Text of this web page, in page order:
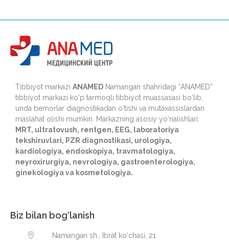
Tibbiyot markazi ANAMED Namangan shahridagi “ANAMED”
tibbiyot markazi ko‘p tarmoqli tibbiyot muassasasi bo‘lib,
unda bemorlar diagnostikadan o‘tishi va mutaxassislardan
maslahat olishi mumkin. Markazning asosiy yo‘nalishlari:
MRT, ultratovush, rentgen, EEG, laboratoriya
tekshiruvlari, PZR diagnostikasi, urologiya,
kardiologiya, endoskopiya, travmatologiya,
neyroxirurgiya, nevrologiya, gastroenterologiya,
ginekologiya va kosmetologiya.
Biz bilan bog‘lanish
Namangan sh., Ibrat ko‘chasi, 21